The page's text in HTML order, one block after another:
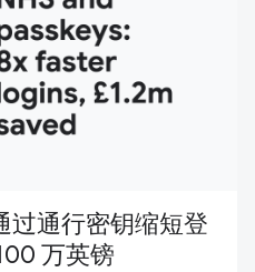
过通行密钥缩短登
万英镑